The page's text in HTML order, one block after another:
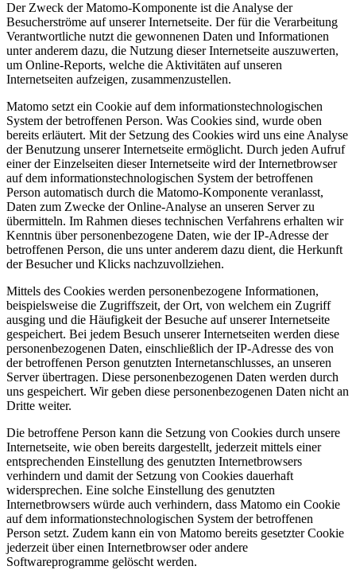
Der Zweck der Matomo-Komponente ist die Analyse der
Besucherströme auf unserer Internetseite. Der für die Verarbeitung
Verantwortliche nutzt die gewonnenen Daten und Informationen
unter anderem dazu, die Nutzung dieser Internetseite auszuwerten,
um Online-Reports, welche die Aktivitäten auf unseren
Internetseiten aufzeigen, zusammenzustellen.
Matomo setzt ein Cookie auf dem informationstechnologischen
System der betroffenen Person. Was Cookies sind, wurde oben
bereits erläutert. Mit der Setzung des Cookies wird uns eine Analyse
der Benutzung unserer Internetseite ermöglicht. Durch jeden Aufruf
einer der Einzelseiten dieser Internetseite wird der Internetbrowser
auf dem informationstechnologischen System der betroffenen
Person automatisch durch die Matomo-Komponente veranlasst,
Daten zum Zwecke der Online-Analyse an unseren Server zu
übermitteln. Im Rahmen dieses technischen Verfahrens erhalten wir
Kenntnis über personenbezogene Daten, wie der IP-Adresse der
betroffenen Person, die uns unter anderem dazu dient, die Herkunft
der Besucher und Klicks nachzuvollziehen.
Mittels des Cookies werden personenbezogene Informationen,
beispielsweise die Zugriffszeit, der Ort, von welchem ein Zugriff
ausging und die Häufigkeit der Besuche auf unserer Internetseite
gespeichert. Bei jedem Besuch unserer Internetseiten werden diese
personenbezogenen Daten, einschließlich der IP-Adresse des von
der betroffenen Person genutzten Internetanschlusses, an unseren
Server übertragen. Diese personenbezogenen Daten werden durch
uns gespeichert. Wir geben diese personenbezogenen Daten nicht an
Dritte weiter.
Die betroffene Person kann die Setzung von Cookies durch unsere
Internetseite, wie oben bereits dargestellt, jederzeit mittels einer
entsprechenden Einstellung des genutzten Internetbrowsers
verhindern und damit der Setzung von Cookies dauerhaft
widersprechen. Eine solche Einstellung des genutzten
Internetbrowsers würde auch verhindern, dass Matomo ein Cookie
auf dem informationstechnologischen System der betroffenen
Person setzt. Zudem kann ein von Matomo bereits gesetzter Cookie
jederzeit über einen Internetbrowser oder andere
Softwareprogramme gelöscht werden.